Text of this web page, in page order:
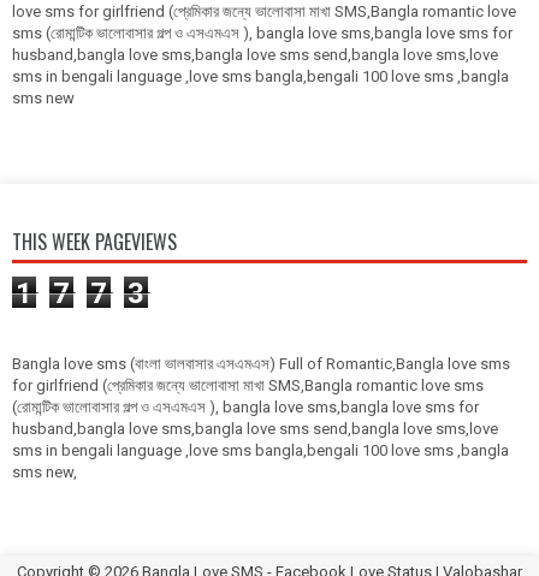
love sms for girlfriend (প্রেমিকার জন্যে ভালোবাসা মাখা SMS,Bangla romantic love
sms (রোমান্টিক ভালোবাসার গল্প ও এসএমএস ), bangla love sms,bangla love sms for
husband,bangla love sms,bangla love sms send,bangla love sms,love
sms in bengali language ,love sms bangla,bengali 100 love sms ,bangla
sms new
THIS WEEK PAGEVIEWS
1 7 7 3
Bangla love sms (বাংলা ভালবাসার এসএমএস) Full of Romantic,Bangla love sms
for girlfriend (প্রেমিকার জন্যে ভালোবাসা মাখা SMS,Bangla romantic love sms
(রোমান্টিক ভালোবাসার গল্প ও এসএমএস ), bangla love sms,bangla love sms for
husband,bangla love sms,bangla love sms send,bangla love sms,love
sms in bengali language ,love sms bangla,bengali 100 love sms ,bangla
sms new,
Copyright © 2026 Bangla Love SMS - Facebook Love Status | Valobashar